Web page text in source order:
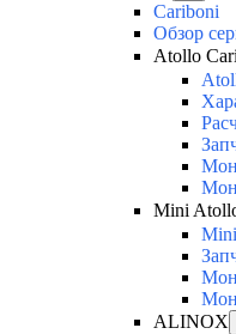
Cariboni
Обзор
Atollo
Mini
ALINOX